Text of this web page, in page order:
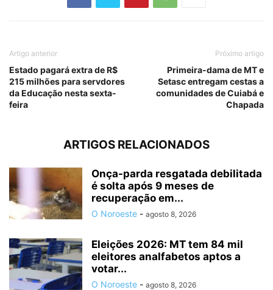
Artigo anterior
Estado pagará extra de R$
215 milhões para servdores
da Educação nesta sexta-
feira
Próximo artigo
Primeira-dama de MT e
Setasc entregam cestas a
comunidades de Cuiabá e
Chapada
ARTIGOS RELACIONADOS
Onça-parda resgatada debilitada
é solta após 9 meses de
recuperação em...
O Noroeste - agosto 8, 2026
Eleições 2026: MT tem 84 mil
eleitores analfabetos aptos a
votar...
O Noroeste - agosto 8, 2026